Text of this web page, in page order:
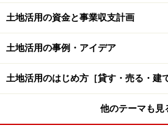
と言っても、証明することが難
ん」と言われてしまいました。更
く、気の毒でした。
お迎えが、歳の順番に来るのなら
うに子供が先に、という例はま
婦の場合では、相続税の見込みを
土地活用の資金と事業収支計画
土地活用の事例・アイデア
土地活用のはじめ方［貸す・売る・建
他のテーマも見